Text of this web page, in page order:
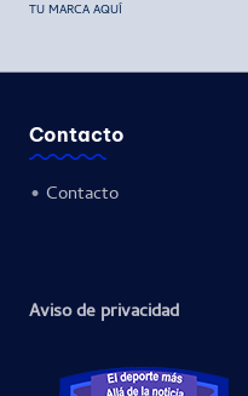
TU MARCA AQUÍ
Contacto
• Contacto
Aviso de privacidad